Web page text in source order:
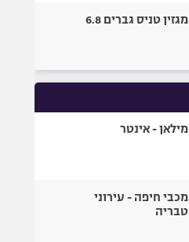
מגזין טניס גברים 6.8
מילאן - אינטר
מכבי חיפה - עירוני
טבריה